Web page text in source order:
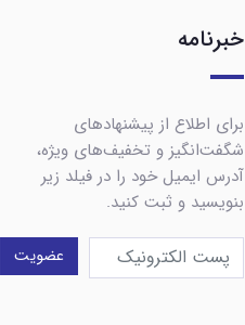
خبرنامه
برای اطلاع از پیشنهادهای
شگفت‌انگیز و تخفیف‌های ویژه،
آدرس ایمیل خود را در فیلد زیر
بنویسید و ثبت کنید.
عضویت